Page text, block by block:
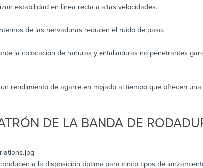
estabilidad en línea recta a altas velocidades.
de las nervaduras reducen el ruido de paso.
la colocación de ranuras y entalladuras no penetrantes
rendimiento de agarre en mojado al tiempo que ofrecen
DE LA BANDA DE
a la disposición óptima para cinco tipos de